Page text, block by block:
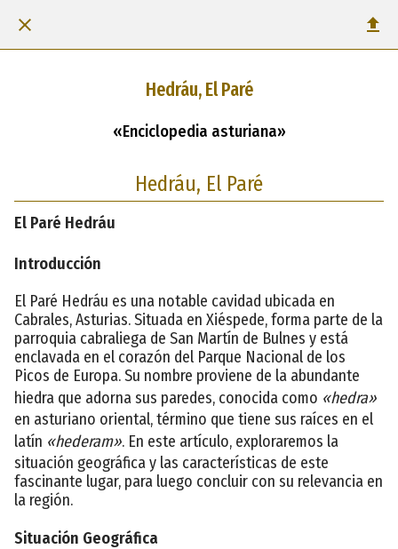
Hedráu, El Paré
«Enciclopedia asturiana»
Hedráu, El Paré
El Paré Hedráu
Introducción
El Paré Hedráu es una notable cavidad ubicada en
Cabrales, Asturias. Situada en Xiéspede, forma parte de la
parroquia cabraliega de San Martín de Bulnes y está
enclavada en el corazón del Parque Nacional de los
Picos de Europa. Su nombre proviene de la abundante
hiedra que adorna sus paredes, conocida como «hedra»
en asturiano oriental, término que tiene sus raíces en el
latín «hederam». En este artículo, exploraremos la
situación geográfica y las características de este
fascinante lugar, para luego concluir con su relevancia en
la región.
Situación Geográfica